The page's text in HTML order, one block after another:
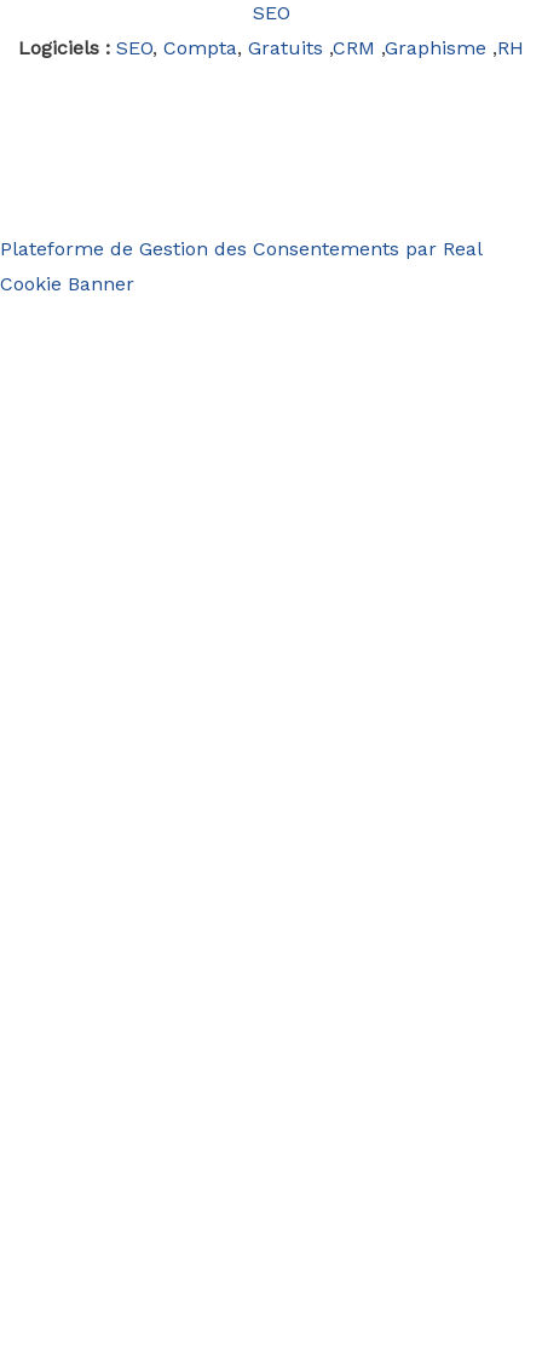
SEO
Logiciels : SEO, Compta, Gratuits ,CRM ,Graphisme ,RH
Plateforme de Gestion des Consentements par Real
Cookie Banner